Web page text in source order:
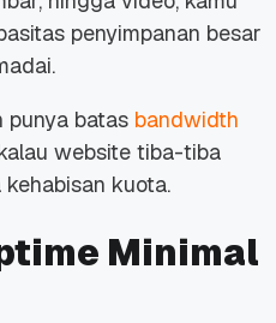
penyimpanan besar
punya batas bandwidth
website tiba-tiba
kuota.
Minimal